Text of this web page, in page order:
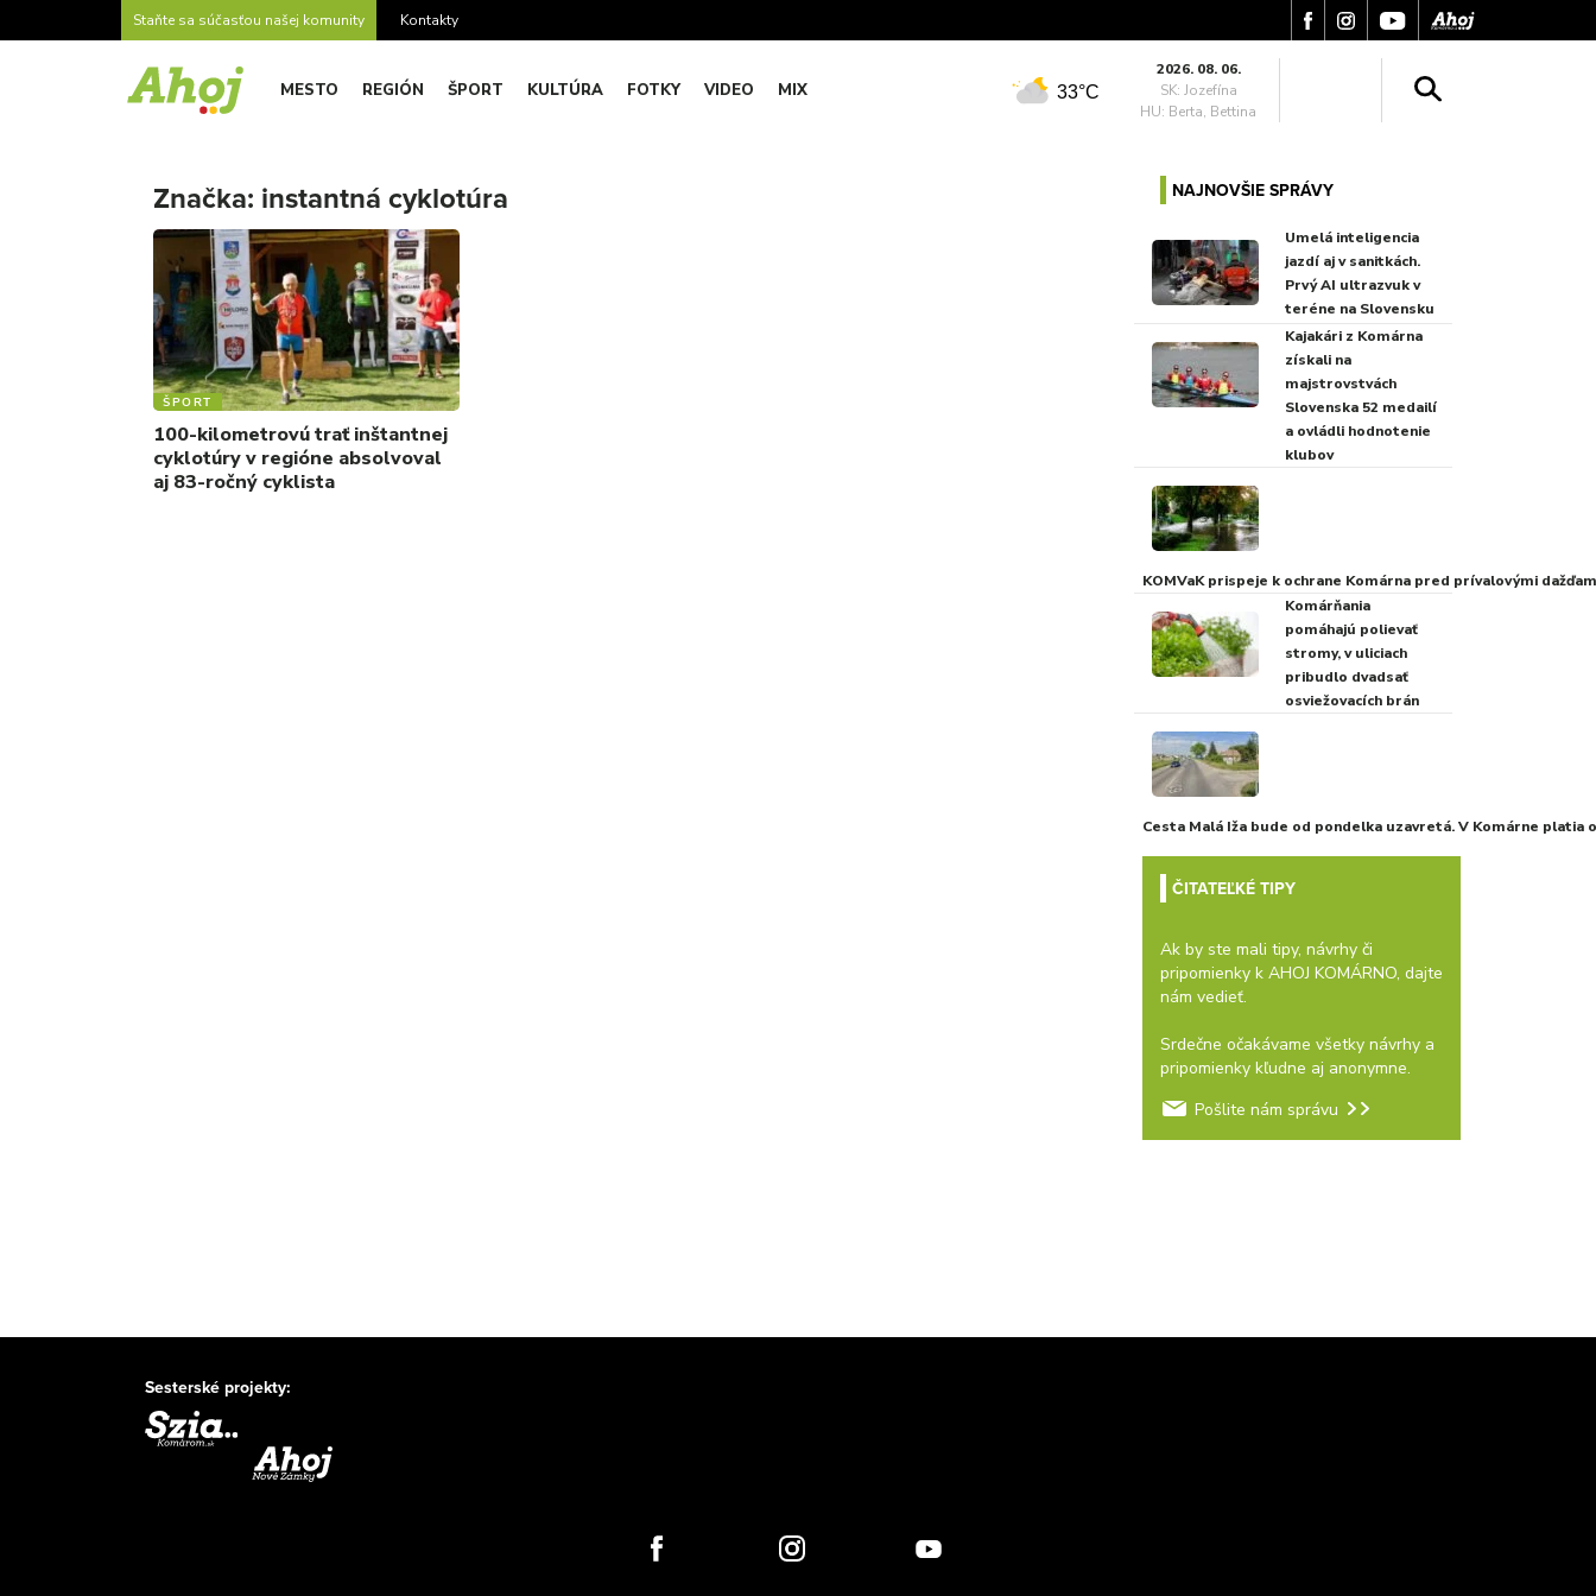
Staňte sa súčasťou našej komunity Kontakty
MESTO REGIÓN ŠPORT KULTÚRA FOTKY VIDEO MIX 33°C
2026. 08. 06.
SK: Jozefína
HU: Berta, Bettina
Značka: instantná cyklotúra
ŠPORT
100-kilometrovú trať inštantnej
cyklotúry v regióne absolvoval
aj 83-ročný cyklista
NAJNOVŠIE SPRÁVY
Umelá inteligencia
jazdí aj v sanitkách.
Prvý AI ultrazvuk v
teréne na Slovensku
Kajakári z Komárna
získali na
majstrovstvách
Slovenska 52 medailí
a ovládli hodnotenie
klubov
KOMVaK prispeje k ochrane Komárna pred prívalovými
Komárňania
pomáhajú polievať
stromy, v uliciach
pribudlo dvadsať
osviežovacích brán
Cesta Malá Iža bude od pondelka uzavretá. V Komárne platia
ČITATEĽKÉ TIPY
Ak by ste mali tipy, návrhy či
pripomienky k AHOJ KOMÁRNO, dajte
nám vedieť.
Srdečne očakávame všetky návrhy a
pripomienky kľudne aj anonymne.
Pošlite nám správu
Sesterské projekty: